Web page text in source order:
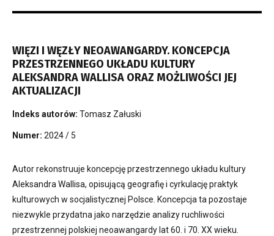
WIĘZI I WĘZŁY NEOAWANGARDY. KONCEPCJA
PRZESTRZENNEGO UKŁADU KULTURY
ALEKSANDRA WALLISA ORAZ MOŻLIWOŚCI JEJ
AKTUALIZACJI
Indeks autorów: Tomasz Załuski
Numer: 2024 / 5
Autor rekonstruuje koncepcję przestrzennego układu kultury
Aleksandra Wallisa, opisującą geografię i cyrkulację praktyk
kulturowych w socjalistycznej Polsce. Koncepcja ta pozostaje
niezwykle przydatna jako narzędzie analizy ruchliwości
przestrzennej polskiej neoawangardy lat 60. i 70. XX wieku.